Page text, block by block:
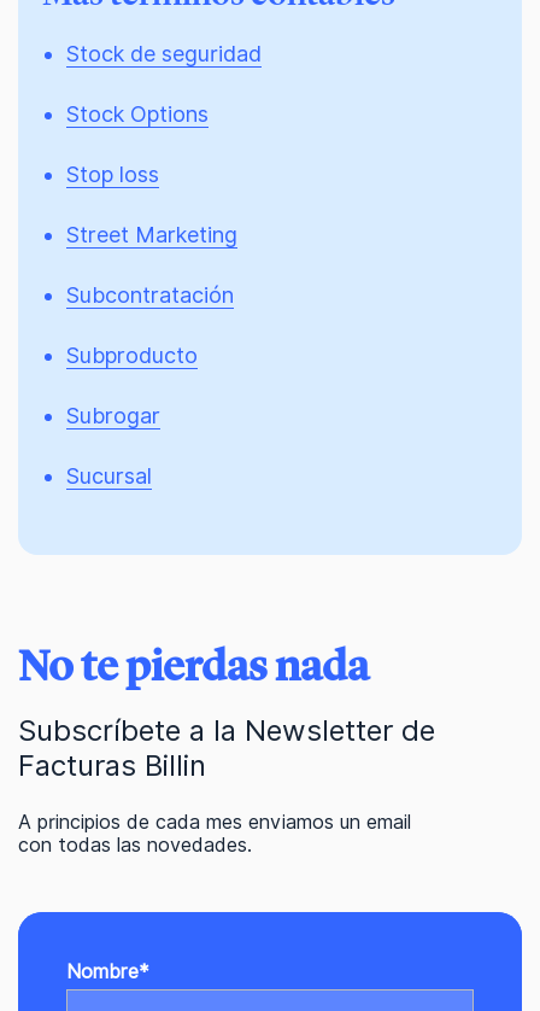
Stock de seguridad
Stock Options
Stop loss
Street Marketing
Subcontratación
Subproducto
Subrogar
Sucursal
No te pierdas nada
Subscríbete a la Newsletter de
Facturas Billin
A principios de cada mes enviamos un email
con todas las novedades.
Nombre*